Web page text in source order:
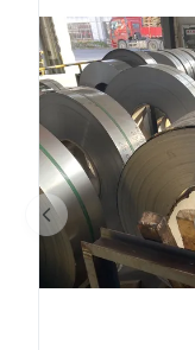
Αλουμινίου
του προϊόντος Η
χάλυβα από